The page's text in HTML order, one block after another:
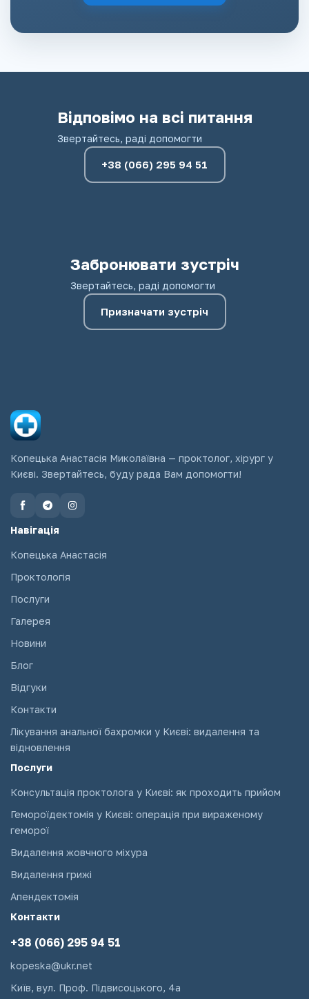
Відповімо на всі питання
Звертайтесь, раді допомогти
+38 (066) 295 94 51
Забронювати зустріч
Звертайтесь, раді допомогти
Призначати зустріч
Копецька Анастасія Миколаївна — проктолог, хірург у
Києві. Звертайтесь, буду рада Вам допомогти!
Навігація
Копецька Анастасія
Проктологія
Послуги
Галерея
Новини
Блог
Відгуки
Контакти
Лікування анальної бахромки у Києві: видалення та
відновлення
Послуги
Консультація проктолога у Києві: як проходить прийом
Гемороїдектомія у Києві: операція при вираженому
геморої
Видалення жовчного міхура
Видалення грижі
Апендектомія
Контакти
+38 (066) 295 94 51
kopeska@ukr.net
Київ, вул. Проф. Підвисоцького, 4а